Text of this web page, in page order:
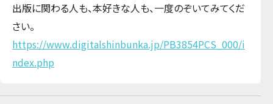
出版に関わる人も、本好きな人も、一度のぞいてみてくだ
さい。
https://www.digitalshinbunka.jp/PB3854PCS_000/i
ndex.php